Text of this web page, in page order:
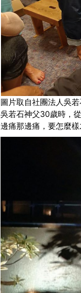
圖片取自社團法人吳
吳若石神父30歲時，
邊痛那邊痛，要怎麼樣